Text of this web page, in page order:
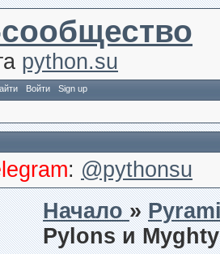
python.su
Войти Sign up
: @pythonsu
Начало»
Pylons и